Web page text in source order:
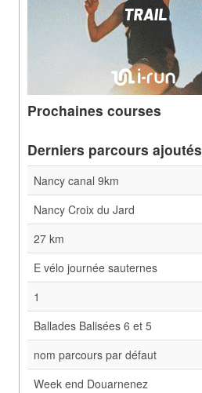
Prochaines courses
Derniers parcours ajoutés
Nancy canal 9km
Nancy Croix du Jard
27 km
E vélo journée sauternes
1
Ballades Balisées 6 et 5
nom parcours par défaut
Week end Douarnenez